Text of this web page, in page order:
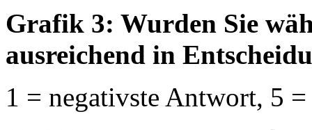
Grafik 3: Wurden Sie
ausreichend in
1 = negativste Antwort, 5